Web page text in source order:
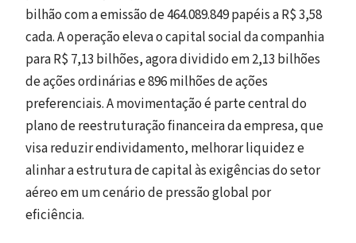
bilhão com a emissão de 464.089.849 papéis a R$ 3,58
cada. A operação eleva o capital social da companhia
para R$ 7,13 bilhões, agora dividido em 2,13 bilhões
de ações ordinárias e 896 milhões de ações
preferenciais. A movimentação é parte central do
plano de reestruturação financeira da empresa, que
visa reduzir endividamento, melhorar liquidez e
alinhar a estrutura de capital às exigências do setor
aéreo em um cenário de pressão global por
eficiência.